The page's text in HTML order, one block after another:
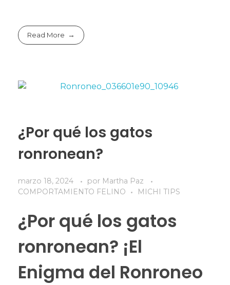
Read More
¿Por qué los gatos
ronronean?
marzo 18, 2024 por Martha Paz
COMPORTAMIENTO FELINO
MICHI TIPS
¿Por qué los gatos
ronronean? ¡El
Enigma del Ronroneo